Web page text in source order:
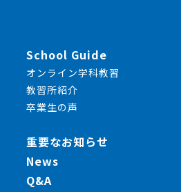
School Guide
オンライン学科教習
教習所紹介
卒業生の声
重要なお知らせ
News
Q&A